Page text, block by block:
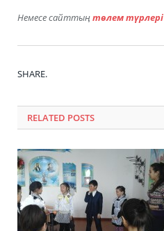
Немесе сайттыңтөлем түрлері
SHARE.
RELATED POSTS